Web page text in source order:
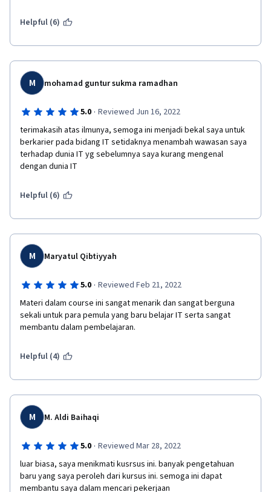
Helpful (6)
M mohamad guntur sukma ramadhan
5.0 · Reviewed Jun 16, 2022
terimakasih atas ilmunya, semoga ini menjadi bekal saya untuk
berkarier pada bidang IT setidaknya menambah wawasan saya
terhadap dunia IT yg sebelumnya saya kurang mengenal
dengan dunia IT
Helpful (6)
M Maryatul Qibtiyyah
5.0 · Reviewed Feb 21, 2022
Materi dalam course ini sangat menarik dan sangat berguna
sekali untuk para pemula yang baru belajar IT serta sangat
membantu dalam pembelajaran.
Helpful (4)
M M. Aldi Baihaqi
5.0 · Reviewed Mar 28, 2022
luar biasa, saya menikmati kusrsus ini. banyak pengetahuan
baru yang saya peroleh dari kursus ini. semoga ini dapat
membantu saya dalam mencari pekerjaan